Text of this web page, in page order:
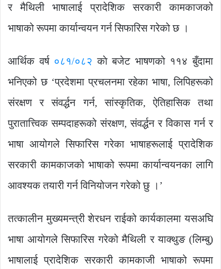
र मैथिली भाषालाई प्रादेशिक सरकारी कामकाजको
भाषाको रूपमा कार्यान्वयन गर्न सिफारिस गरेको छ ।
आर्थिक वर्ष ०८१/०८२ काे बजेट भाषणको ११४ बुँदामा
भनिएको छ ‘प्रदेशमा प्रचलनमा रहेका भाषा, लिपिहरूको
संरक्षण र संवर्द्धन गर्न, सांस्कृतिक, ऐतिहासिक तथा
पुरातात्त्विक सम्पदाहरूको संरक्षण, संवर्द्धन र विकास गर्न र
भाषा आयोगले सिफारिस गरेका भाषाहरूलाई प्रादेशिक
सरकारी कामकाजको भाषाको रूपमा कार्यान्वयनका लागि
आवश्यक तयारी गर्न विनियोजन गरेको छु ।’
तत्कालीन मुख्यमन्त्री शेरधन राईको कार्यकालमा यसअघि
भाषा आयोगले सिफारिस गरेको मैथिली र याक्थुङ (लिम्बु)
भाषालाई प्रादेशिक सरकारी कामकाजी भाषाको रूपमा